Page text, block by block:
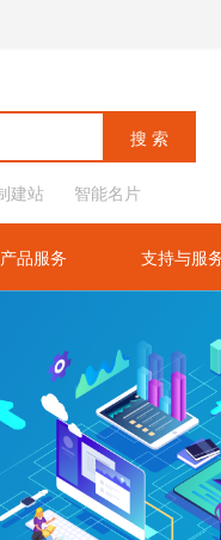
建站 智能名片
产品服务 支持与服